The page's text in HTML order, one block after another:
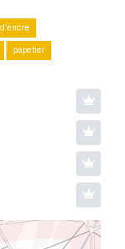
papetier